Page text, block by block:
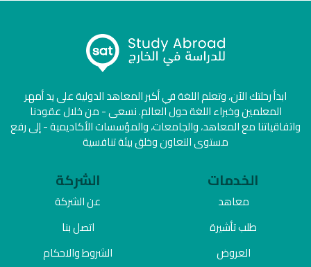
ابدأ رحلتك الآن، وتعلم اللغة في أكبر المعاهد الدولية على يد أمهر
المعلمين وخبراء اللغة حول العالم. نسعى - من خلال عقودنا
واتفاقياتنا مع المعاهد، والجامعات، والمؤسسات الأكاديمية - إلى رفع
مستوى التعاون وخلق بيئة تنافسية
الخدمات
معاهد
طلب تأشيرة
العروض
الشركة
عن الشركة
اتصل بنا
الشروط والاحكام